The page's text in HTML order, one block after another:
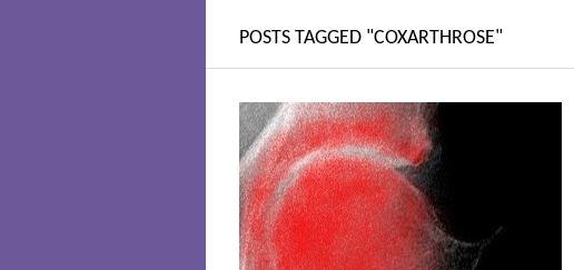
POSTS TAGGED "COXARTHROSE"